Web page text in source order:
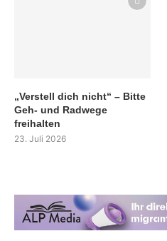
„Verstell dich nicht“ – Bitte
Geh- und Radwege
freihalten
23. Juli 2026